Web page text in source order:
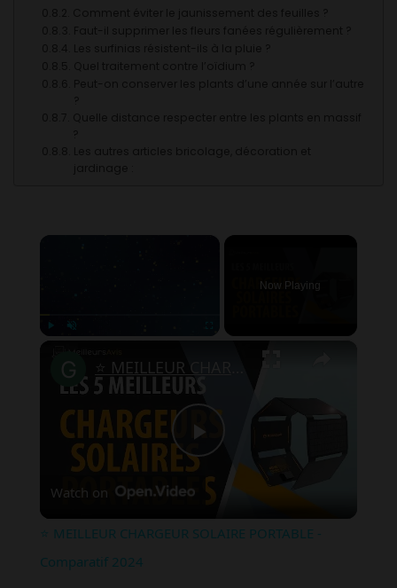
×
Now Playing
Play
⭐️ MEILLEUR CHARGEUR SOLAIRE PORTABLE - Comparatif 2024
Watch on
⭐️ MEILLEUR CHARGEUR SOLAIRE PORTABLE -
Comparatif 2024